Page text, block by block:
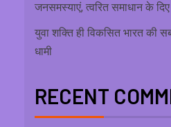
जनसमस्याएं, त्वरित समाधान के दिए
युवा शक्ति ही विकसित भारत की
धामी
RECENT